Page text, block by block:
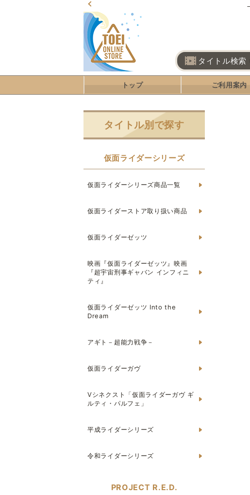
タイトル検索
トップ ご利用案内
タイトル別で探す
仮面ライダーシリーズ
仮面ライダーシリーズ商品一覧
仮面ライダーストア取り扱い商品
仮面ライダーゼッツ
映画『仮面ライダーゼッツ』映画
『超宇宙刑事ギャバン インフィニ
ティ』
仮面ライダーゼッツ Into the
Dream
アギト－超能力戦争－
仮面ライダーガヴ
Vシネクスト「仮面ライダーガヴ ギ
ルティ・パルフェ」
平成ライダーシリーズ
令和ライダーシリーズ
PROJECT R.E.D.